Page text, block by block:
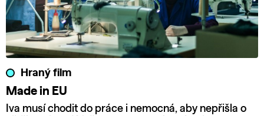
Hraný film
Made in EU
Iva musí chodit do práce i nemocná, aby nepřišla o